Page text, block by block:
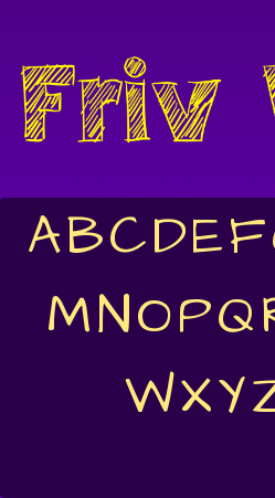
ABCDEF
MNOPQ
WXY